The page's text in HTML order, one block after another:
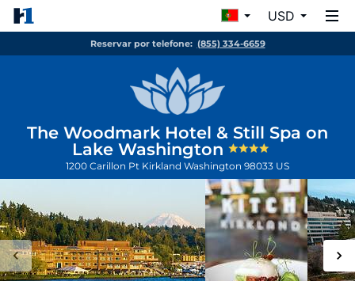
USD
Reservar por telefone: (855) 334-6659
The Woodmark Hotel & Still Spa on
Lake Washington
1200 Carillon Pt Kirkland Washington 98033 US